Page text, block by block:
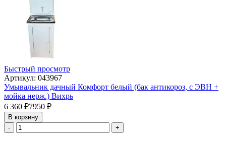
Быстрый просмотр
Артикул: 043967
Умывальник дачный Комфорт белый (бак антикороз, с ЭВН +
мойка нерж.) Вихрь
6 360 ₽7950 ₽
В корзину
-
+